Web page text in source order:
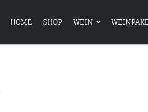
HOME SHOP WEIN